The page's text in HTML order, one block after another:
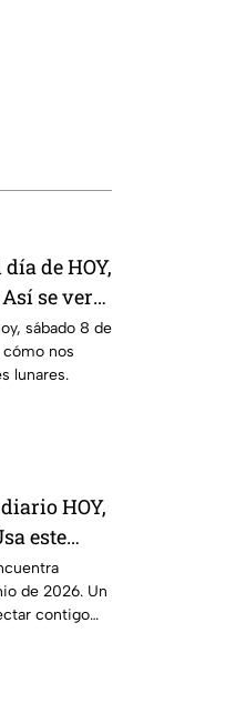
de HOY,
Así se verá
sábado 8 de
nos
lunares.
HOY,
este
de 2026. Un
contigo